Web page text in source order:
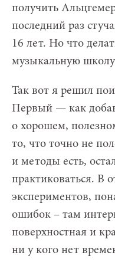
получить
последний раз
16 лет. Но что
музыкальную
Так вот я решил
Первый — как
о хорошем,
то, что точно не
и методы есть,
практиковаться. В
экспериментов,
ошибок – там
поверхностная и
ни у кого нет